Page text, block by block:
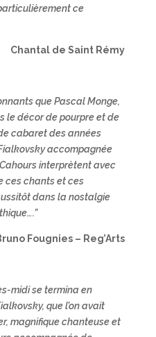
ce
Chantal de Saint Rémy
que Pascal Monge,
le décor de pourpre et de
cabaret des années
accompagnée
interprètent avec
ces chants et ces
dans la nostalgie
Fougnies – Reg’Arts
midi se termina en
que l’on avait
magnifique chanteuse et